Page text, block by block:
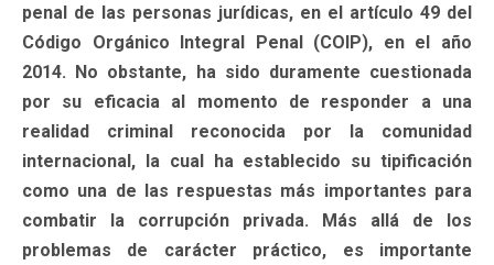
penal de las personas jurídicas, en el artículo 49 del
Código Orgánico Integral Penal (COIP), en el año
2014. No obstante, ha sido duramente cuestionada
por su eficacia al momento de responder a una
realidad criminal reconocida por la comunidad
internacional, la cual ha establecido su tipificación
como una de las respuestas más importantes para
combatir la corrupción privada. Más allá de los
problemas de carácter práctico, es importante